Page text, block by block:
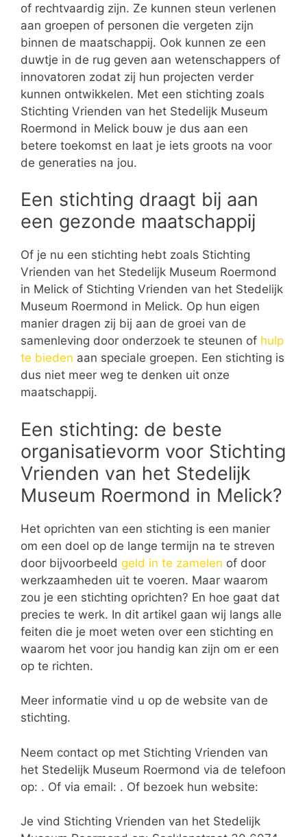
of rechtvaardig zijn. Ze kunnen steun verlenen
aan groepen of personen die vergeten zijn
binnen de maatschappij. Ook kunnen ze een
duwtje in de rug geven aan wetenschappers of
innovatoren zodat zij hun projecten verder
kunnen ontwikkelen. Met een stichting zoals
Stichting Vrienden van het Stedelijk Museum
Roermond in Melick bouw je dus aan een
betere toekomst en laat je iets groots na voor
de generaties na jou.
Een stichting draagt bij aan
een gezonde maatschappij
Of je nu een stichting hebt zoals Stichting
Vrienden van het Stedelijk Museum Roermond
in Melick of Stichting Vrienden van het Stedelijk
Museum Roermond in Melick. Op hun eigen
manier dragen zij bij aan de groei van de
samenleving door onderzoek te steunen of hulp
te bieden aan speciale groepen. Een stichting is
dus niet meer weg te denken uit onze
maatschappij.
Een stichting: de beste
organisatievorm voor Stichting
Vrienden van het Stedelijk
Museum Roermond in Melick?
Het oprichten van een stichting is een manier
om een doel op de lange termijn na te streven
door bijvoorbeeld geld in te zamelen of door
werkzaamheden uit te voeren. Maar waarom
zou je een stichting oprichten? En hoe gaat dat
precies te werk. In dit artikel gaan wij langs alle
feiten die je moet weten over een stichting en
waarom het voor jou handig kan zijn om er een
op te richten.
Meer informatie vind u op de website van de
stichting.
Neem contact op met Stichting Vrienden van
het Stedelijk Museum Roermond via de telefoon
op: . Of via email: . Of bezoek hun website:
Je vind Stichting Vrienden van het Stedelijk